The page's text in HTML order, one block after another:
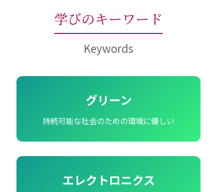
学びのキーワード
Keywords
グリーン
持続可能な社会のための環境に優しい
エレクトロニクス